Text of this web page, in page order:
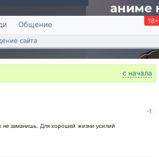
Общение 18+
сайта
с начала
-1
заманишь. Для хорошей жизни усилий